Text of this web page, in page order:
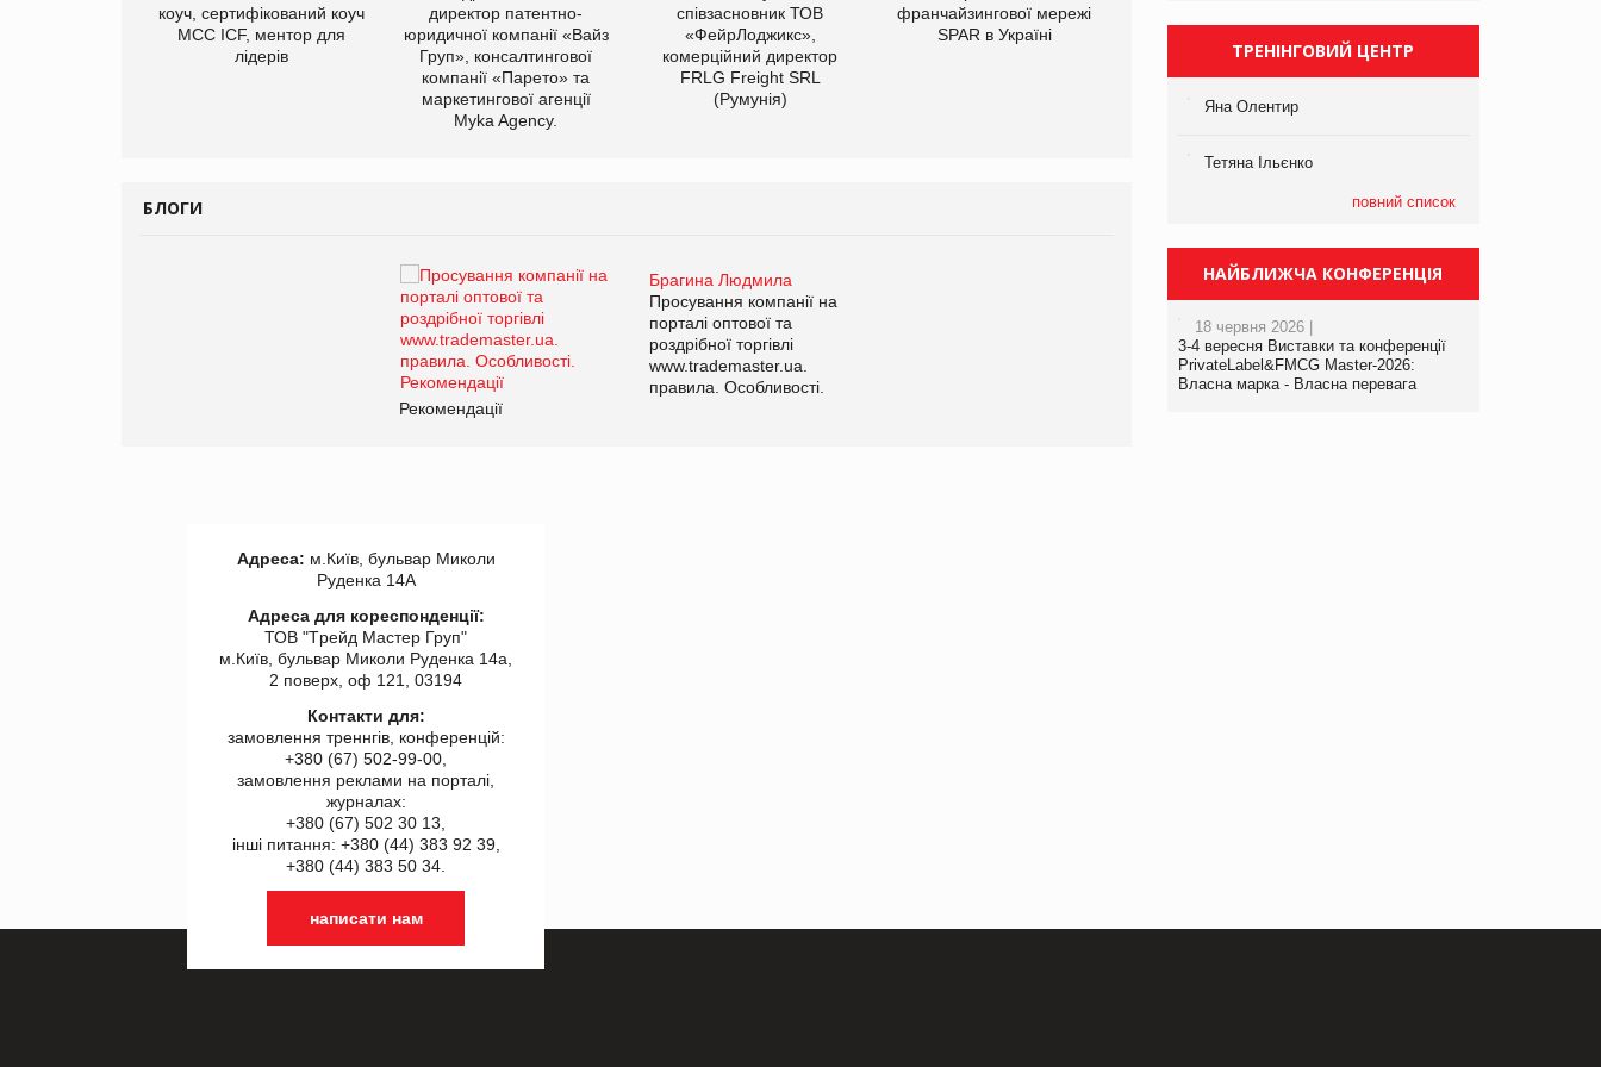
коуч, сертифікований коуч
МСС ICF, ментор для
лідерів
директор патентно-
юридичної компанії «Вайз
Груп», консалтингової
компанії «Парето» та
маркетингової агенції
Myka Agency.
співзасновник ТОВ
«ФейрЛоджикс»,
комерційний директор
FRLG Freight SRL
(Румунія)
франчайзингової мережі
SPAR в Україні
виробництва
БЛОГИ
Брагина Людмила
Просування компанії на
порталі оптової та
роздрібної торгівлі
www.trademaster.ua.
правила. Особливості.
Рекомендації
Брагина Людмила
Просування компанії на
порталі оптової та
роздрібної торгівлі
www.trademaster.ua.
правила. Особливості.
ТРЕНІНГОВИЙ ЦЕНТР
Яна Олентир
Тетяна Ільєнко
повний список
НАЙБЛИЖЧА КОНФЕРЕНЦІЯ
18 червня 2026 |
3-4 вересня Виставки та конференції
PrivateLabel&FMCG Master-2026:
Власна марка - Власна перевага
Адреса: м.Київ, бульвар Миколи
Руденка 14А
Адреса для кореспонденції:
ТОВ "Tрейд Мастер Груп"
м.Київ, бульвар Миколи Руденка 14а,
2 поверх, оф 121, 03194
Контакти для:
замовлення треннгів, конференцій:
+380 (67) 502-99-00,
замовлення реклами на порталі,
журналах:
+380 (67) 502 30 13,
інші питання: +380 (44) 383 92 39,
+380 (44) 383 50 34.
написати нам